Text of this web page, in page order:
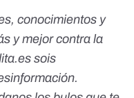
conocimientos y
y mejor contra la
sois